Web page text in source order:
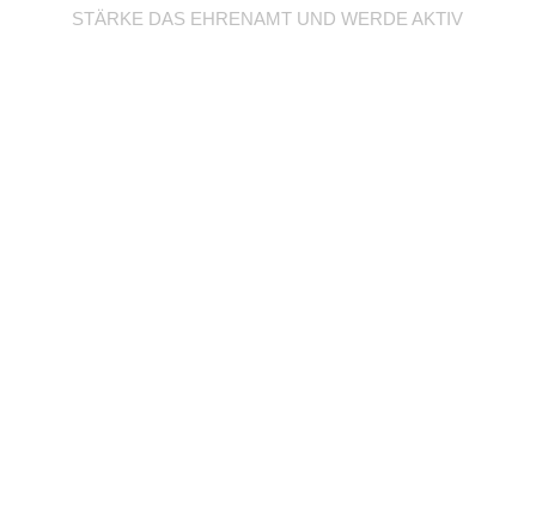
STÄRKE DAS EHRENAMT UND WERDE AKTIV